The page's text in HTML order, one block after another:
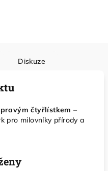
Diskuze
čtyřlístkem –
pro milovníky přírody a